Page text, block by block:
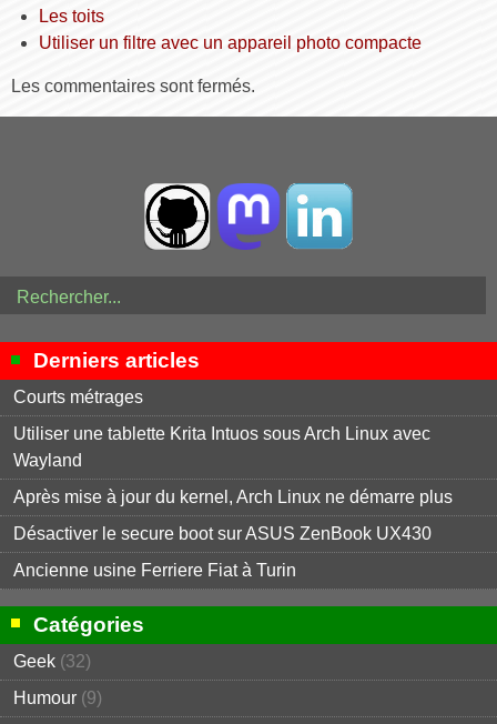
Les toits
Utiliser un filtre avec un appareil photo compacte
Les commentaires sont fermés.
Derniers articles
Courts métrages
Utiliser une tablette Krita Intuos sous Arch Linux avec
Wayland
Après mise à jour du kernel, Arch Linux ne démarre plus
Désactiver le secure boot sur ASUS ZenBook UX430
Ancienne usine Ferriere Fiat à Turin
Catégories
Geek (32)
Humour (9)